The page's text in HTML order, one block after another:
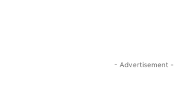
- Advertisement -